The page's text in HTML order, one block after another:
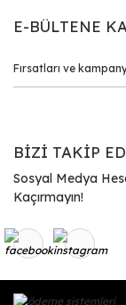
E-BÜLTENE
BİZİ TAKİP
Sosyal Medya
Kaçırmayın!